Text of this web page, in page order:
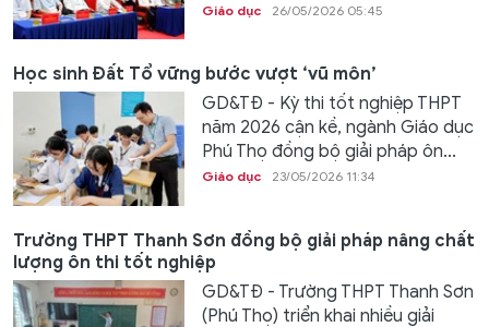
Giáo dục 26/05/2026 05:45
Học sinh Đất Tổ vững bước vượt ‘vũ môn’
GD&TĐ - Kỳ thi tốt nghiệp THPT
năm 2026 cận kề, ngành Giáo dục
Phú Thọ đồng bộ giải pháp ôn...
Giáo dục 23/05/2026 11:34
Trường THPT Thanh Sơn đồng bộ giải pháp nâng chất
lượng ôn thi tốt nghiệp
GD&TĐ - Trường THPT Thanh Sơn
(Phú Thọ) triển khai nhiều giải